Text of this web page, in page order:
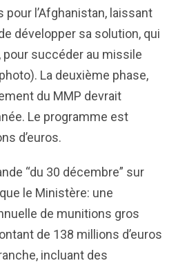
pour l’Afghanistan, laissant
développer sa solution, qui
pour succéder au missile
La deuxième phase,
du MMP devrait
Le programme est
d’euros.
“du 30 décembre” sur
le Ministère: une
de munitions gros
de 138 millions d’euros
incluant des